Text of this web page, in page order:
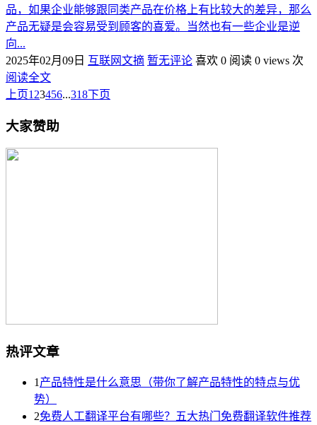
品，如果企业能够跟同类产品在价格上有比较大的差异，那么
产品无疑是会容易受到顾客的喜爱。当然也有一些企业是逆
向...
2025年02月09日
互联网文摘 暂无评论 喜欢 0 阅读 0 views 次
阅读全文
上页123456...318 下页
大家赞助
热评文章
1 产品特性是什么意思（带你了解产品特性的特点与优
势）
2免费人工翻译平台有哪些？五大热门免费翻译软件推荐